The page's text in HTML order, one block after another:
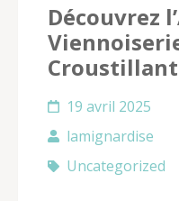
Découvrez
19 avril 2025
lamignardise
Uncategorized